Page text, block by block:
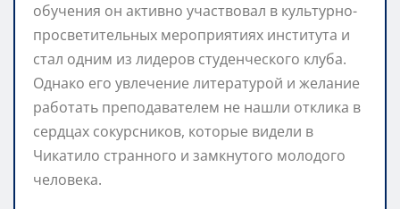
обучения он активно участвовал в культурно-
просветительных мероприятиях института и
стал одним из лидеров студенческого клуба.
Однако его увлечение литературой и желание
работать преподавателем не нашли отклика в
сердцах сокурсников, которые видели в
Чикатило странного и замкнутого молодого
человека.